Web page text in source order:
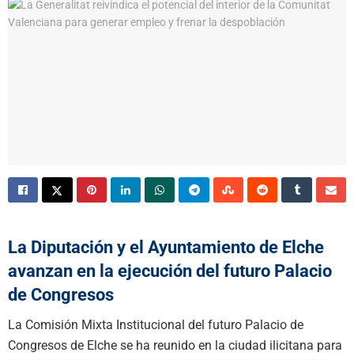
La Diputación y el Ayuntamiento de Elche
avanzan en la ejecución del futuro Palacio
de Congresos
La Comisión Mixta Institucional del futuro Palacio de
Congresos de Elche se ha reunido en la ciudad ilicitana para